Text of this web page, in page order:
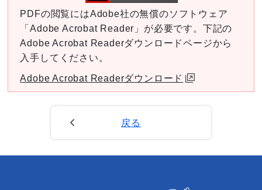
PDFの閲覧にはAdobe社の無償のソフトウェア
「Adobe Acrobat Reader」が必要です。下記の
Adobe Acrobat Readerダウンロードページから
入手してください。
Adobe Acrobat Readerダウンロード
戻る